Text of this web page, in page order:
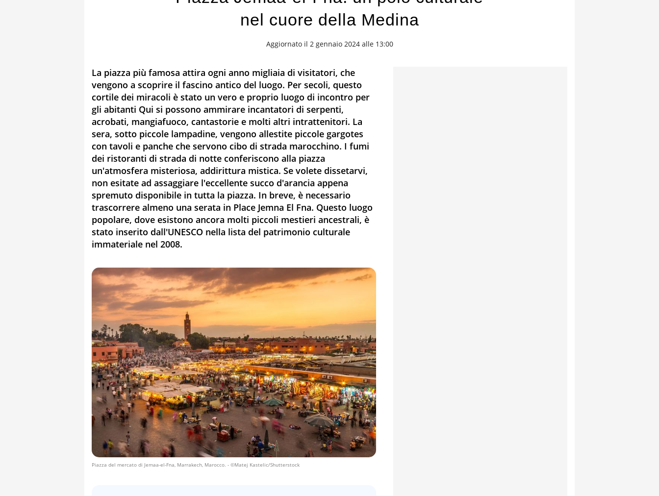
nel cuore della Medina
Aggiornato il 2 gennaio 2024 alle 13:00
La piazza più famosa attira ogni anno migliaia di visitatori, che
vengono a scoprire il fascino antico del luogo. Per secoli, questo
cortile dei miracoli è stato un vero e proprio luogo di incontro per
gli abitanti Qui si possono ammirare incantatori di serpenti,
acrobati, mangiafuoco, cantastorie e molti altri intrattenitori. La
sera, sotto piccole lampadine, vengono allestite piccole gargotes
con tavoli e panche che servono cibo di strada marocchino. I fumi
dei ristoranti di strada di notte conferiscono alla piazza
un'atmosfera misteriosa, addirittura mistica. Se volete dissetarvi,
non esitate ad assaggiare l'eccellente succo d'arancia appena
spremuto disponibile in tutta la piazza. In breve, è necessario
trascorrere almeno una serata in Place Jemna El Fna. Questo luogo
popolare, dove esistono ancora molti piccoli mestieri ancestrali, è
stato inserito dall'UNESCO nella lista del patrimonio culturale
immateriale nel 2008.
Piazza del mercato di Jemaa-el-Fna, Marrakech, Marocco. - ©Matej Kastelic/Shutterstock